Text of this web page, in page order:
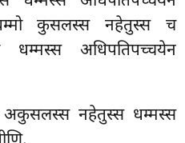
कुसलस्स नहेतुस्स च
अधिपतिपच्चयेन
नहेतुस्स धम्मस्स